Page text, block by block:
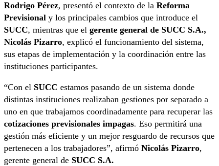
Rodrigo Pérez, presentó el contexto de la Reforma
Previsional y los principales cambios que introduce el
SUCC, mientras que el gerente general de SUCC S.A.,
Nicolás Pizarro, explicó el funcionamiento del sistema,
sus etapas de implementación y la coordinación entre las
instituciones participantes.
“Con el SUCC estamos pasando de un sistema donde
distintas instituciones realizaban gestiones por separado a
uno en que trabajamos coordinadamente para recuperar las
cotizaciones previsionales impagas. Eso permitirá una
gestión más eficiente y un mejor resguardo de recursos que
pertenecen a los trabajadores”, afirmó Nicolás Pizarro,
gerente general de SUCC S.A.